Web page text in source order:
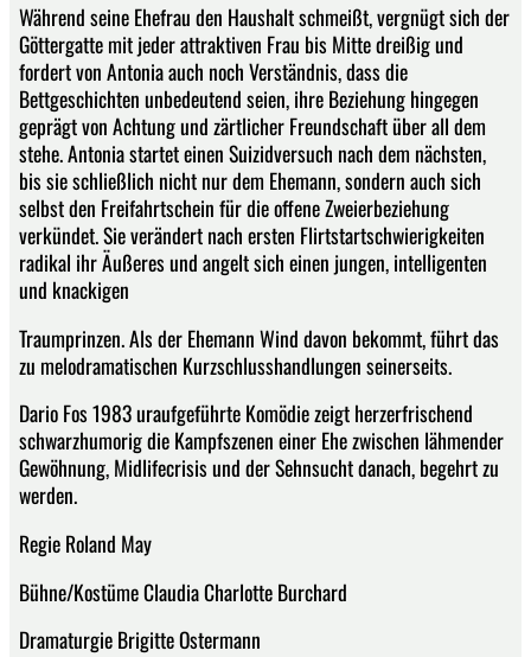
Während seine Ehefrau den Haushalt schmeißt, vergnügt sich der
Göttergatte mit jeder attraktiven Frau bis Mitte dreißig und
fordert von Antonia auch noch Verständnis, dass die
Bettgeschichten unbedeutend seien, ihre Beziehung hingegen
geprägt von Achtung und zärtlicher Freundschaft über all dem
stehe. Antonia startet einen Suizidversuch nach dem nächsten,
bis sie schließlich nicht nur dem Ehemann, sondern auch sich
selbst den Freifahrtschein für die offene Zweierbeziehung
verkündet. Sie verändert nach ersten Flirtstartschwierigkeiten
radikal ihr Äußeres und angelt sich einen jungen, intelligenten
und knackigen
Traumprinzen. Als der Ehemann Wind davon bekommt, führt das
zu melodramatischen Kurzschlusshandlungen seinerseits.
Dario Fos 1983 uraufgeführte Komödie zeigt herzerfrischend
schwarzhumorig die Kampfszenen einer Ehe zwischen lähmender
Gewöhnung, Midlifecrisis und der Sehnsucht danach, begehrt zu
werden.
Regie Roland May
Bühne/Kostüme Claudia Charlotte Burchard
Dramaturgie Brigitte Ostermann